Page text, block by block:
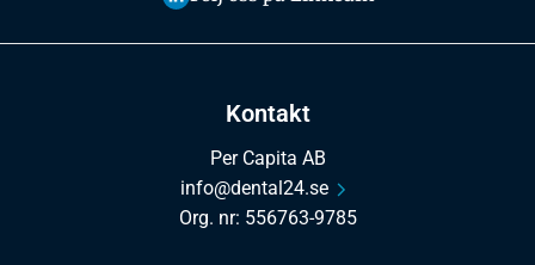
Kontakt
Per Capita AB
info@dental24.se
Org. nr: 556763-9785